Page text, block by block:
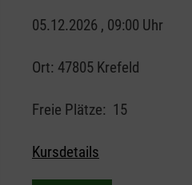
05.12.2026 , 09:00 Uhr
Ort: 47805 Krefeld
Freie Plätze: 15
Kursdetails